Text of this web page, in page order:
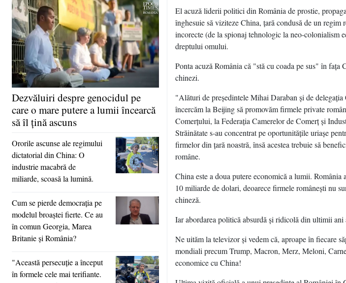
Dezvăluiri despre genocidul pe
care o mare putere a lumii încearcă
să îl ţină ascuns
Ororile ascunse ale regimului
dictatorial din China: O
industrie macabră de
miliarde, scoasă la lumină.
Cum se pierde democraţia pe
modelul broaştei fierte. Ce au
în comun Georgia, Marea
Britanie şi România?
"Această persecuţie a început
în formele cele mai terifiante.
El acuză liderii politici din România de prostie,
înghesuie să viziteze China, ţară condusă de un
incorecte (de la spionaj tehnologic la neo-colonialism
dreptului omului.
Ponta acuză România că "stă cu coada pe sus" în faţa
chinezi.
"Alături de preşedintele Mihai Daraban şi de
încercăm la Beijing să promovăm firmele private
Comerţului, la Federaţia Camerelor de Comerţ şi
Străinătate s-au concentrat pe oportunităţile uriaşe
firmelor din ţară noastră, însă acestea trebuie să
române.
China este a doua putere economică a lumii.
10 miliarde de dolari, deoarece firmele româneşti nu
chineză.
Iar abordarea politică absurdă şi ridicolă din ultimii
Ne uităm la televizor şi vedem că, aproape în fiecare
mondiali precum Trump, Macron, Merz, Meloni,
economice cu China!